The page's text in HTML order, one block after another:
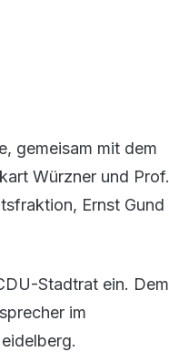
gemeisam mit dem
Würzner und Prof.
Ernst Gund
Stadtrat ein. Dem
im